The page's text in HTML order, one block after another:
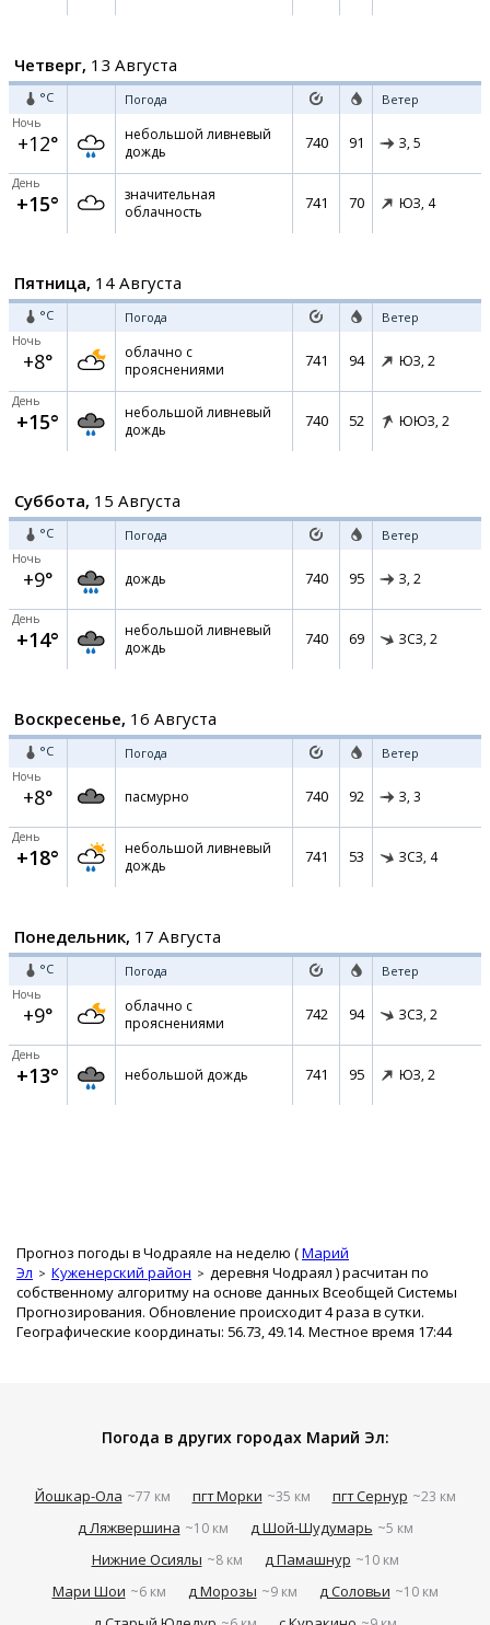
Четверг, 13 Августа
°C Погода Ветер
Ночь
+12°
небольшой ливневый
дождь
740 91 З, 5
День
+15°
значительная
облачность
741 70 ЮЗ, 4
Пятница, 14 Августа
°C Погода Ветер
Ночь
+8°
облачно с
прояснениями
741 94 ЮЗ, 2
День
+15°
небольшой ливневый
дождь
740 52 ЮЮЗ, 2
Суббота, 15 Августа
°C Погода Ветер
Ночь
+9° дождь 740 95 З, 2
День
+14°
небольшой ливневый
дождь
740 69 ЗСЗ, 2
Воскресенье, 16 Августа
°C Погода Ветер
Ночь
+8° пасмурно 740 92 З, 3
День
+18°
небольшой ливневый
дождь
741 53 ЗСЗ, 4
Понедельник, 17 Августа
°C Погода Ветер
Ночь
+9°
облачно с
прояснениями
742 94 ЗСЗ, 2
День
+13° небольшой дождь 741 95 ЮЗ, 2
Прогноз погоды в Чодраяле на неделю (Марий
Эл
Куженерский район деревня Чодраял ) расчитан по
собственному алгоритму на основе данных Всеобщей Системы
Прогнозирования. Обновление происходит 4 раза в сутки.
Географические координаты: 56.73, 49.14. Местное время 17:44
Погода в других городах Марий Эл:
Йошкар-Ола ~77 км пгт Морки ~35 км пгт Сернур ~23 км
д Ляжвершина ~10 км д Шой-Шудумарь ~5 км
Нижние Осиялы ~8 км д Памашнур ~10 км
Мари Шои ~6 км д Морозы ~9 км д Соловьи ~10 км